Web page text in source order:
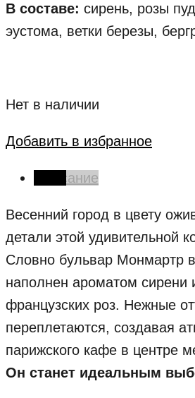
В составе: сирень, розы
эустома, ветки березы,
Нет в наличии
Добавить в избранное
Описание
Весенний город в цвету
детали этой удивительной
Словно бульвар Монмартр
наполнен ароматом сирени
французских роз. Нежные
переплетаются, создавая
парижского кафе в центре
Он станет идеальным